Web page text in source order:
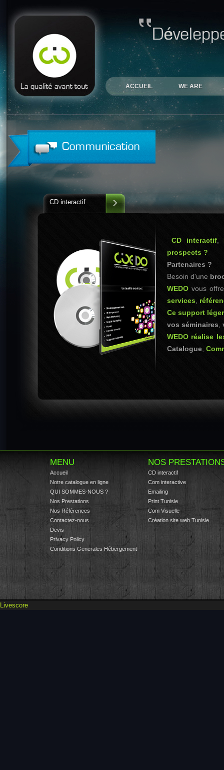
ACCUEIL WE ARE
CD interactif
CD interactif,
prospects ?
Partenaires ?
Besoin d'une
WEDOvous
services,
Ce support léger
vos séminaires
WEDO réalise
Catalogue,
MENU
Accueil
Notre catalogue en ligne
QUI SOMMES-NOUS ?
Nos Prestations
Nos Références
Contactez-nous
Devis
Privacy Policy
Conditions Generales Hébergement
NOS
CD interactif
Com interactive
Emailing
Print Tunisie
Com Visuelle
Création site web Tunisie
Livescore